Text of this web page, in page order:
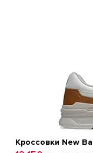
Кроссовки New